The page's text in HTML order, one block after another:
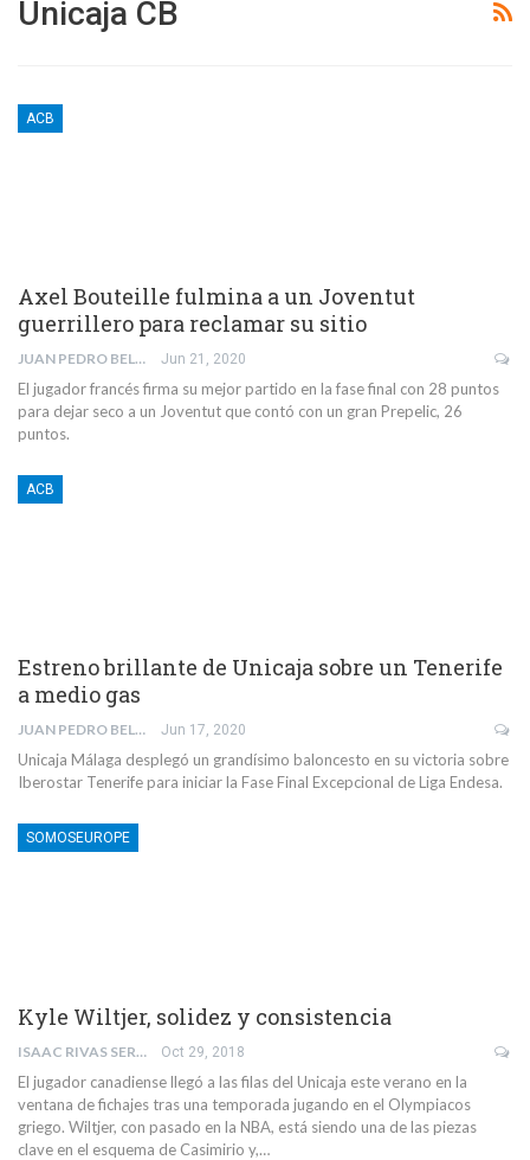
Unicaja CB
ACB
Axel Bouteille fulmina a un Joventut
guerrillero para reclamar su sitio
JUAN PEDRO BELMONTE GARCÍA Jun 21, 2020
El jugador francés firma su mejor partido en la fase final con 28 puntos
para dejar seco a un Joventut que contó con un gran Prepelic, 26
puntos.
ACB
Estreno brillante de Unicaja sobre un Tenerife
a medio gas
JUAN PEDRO BELMONTE GARCÍA Jun 17, 2020
Unicaja Málaga desplegó un grandísimo baloncesto en su victoria sobre
Iberostar Tenerife para iniciar la Fase Final Excepcional de Liga Endesa.
SOMOSEUROPE
Kyle Wiltjer, solidez y consistencia
ISAAC RIVAS SERRANO Oct 29, 2018
El jugador canadiense llegó a las filas del Unicaja este verano en la
ventana de fichajes tras una temporada jugando en el Olympiacos
griego. Wiltjer, con pasado en la NBA, está siendo una de las piezas
clave en el esquema de Casimirio y,…